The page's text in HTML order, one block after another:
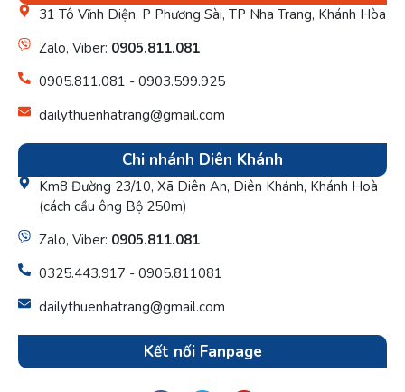
31 Tô Vĩnh Diện, P Phương Sài, TP Nha Trang, Khánh Hòa
Zalo, Viber: 0905.811.081
0905.811.081 - 0903.599.925
dailythuenhatrang@gmail.com
Chi nhánh Diên Khánh
Km8 Đường 23/10, Xã Diên An, Diên Khánh, Khánh Hoà
(cách cầu ông Bộ 250m)
Zalo, Viber: 0905.811.081
0325.443.917 - 0905.811081
dailythuenhatrang@gmail.com
Kết nối Fanpage